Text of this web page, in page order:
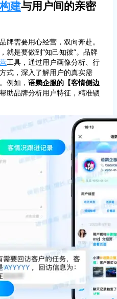
建与用户间的亲密
牌需要用心经营，双向奔赴。
就是要做到“知己知彼”。品牌
工具，通过用户画像分析、行
式，深入了解用户的真实需
例如， 语鹦企服的【客情侧边
助品牌分析用户特征，精准锁